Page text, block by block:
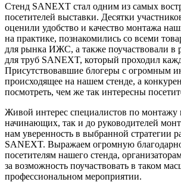
Стенд SANEXT стал одним из самых
посетителей выставки. Десятки
оценили удобство и качество монтажа
на практике, познакомились со всеми
для рынка ИЖС, а также поучаствовали
для труб SANEXT, который проходил
Присутствовавшие блогеры с огромным
происходящее на нашем стенде, а
посмотреть, чем же так интересны
Живой интерес специалистов по монтажу
начинающих, так и до руководителей
нам уверенность в выбранной стратегии
SANEXT. Выражаем огромную
посетителям нашего стенда,
за возможность поучаствовать в таком
профессиональном мероприятии.